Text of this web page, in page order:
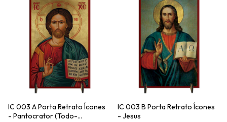
IC 003 A Porta Retrato Ícones
- Pantocrator (Todo-
IC 003 B Porta Retrato Ícones
- Jesus